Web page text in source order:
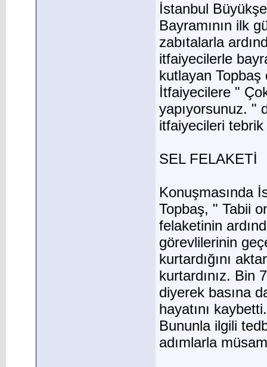
İstanbul
Bayramının ilk
zabıtalarla
itfaiyecilerle
kutlayan Topbaş
İtfaiyecilere "
yapıyorsunuz. "
itfaiyecileri
SEL FELAKETİ
Konuşmasında
Topbaş, " Tabii
felaketinin
görevlilerinin
kurtardığını
kurtardınız. Bin
diyerek basına
hayatını
Bununla ilgili
adımlarla